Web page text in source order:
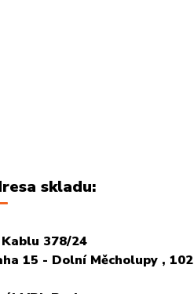
skladu:
378/24
15 - Dolní Měcholupy , 102